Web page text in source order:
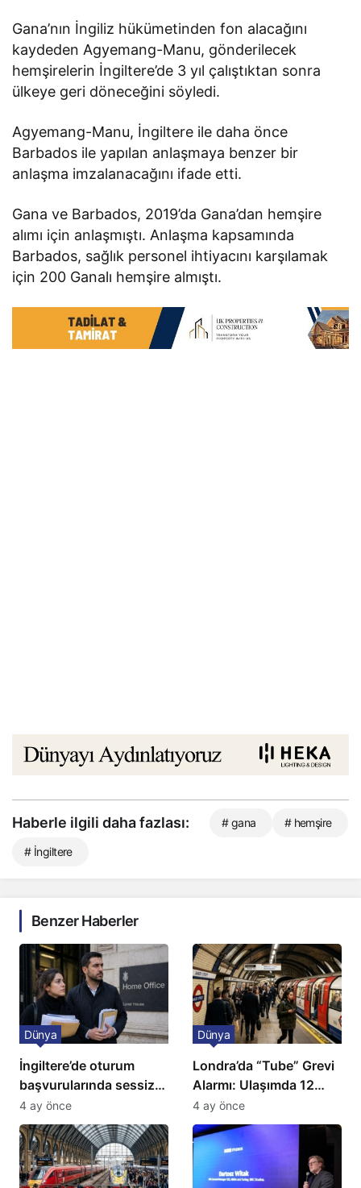
Gana’nın İngiliz hükümetinden fon alacağını
kaydeden Agyemang-Manu, gönderilecek
hemşirelerin İngiltere’de 3 yıl çalıştıktan sonra
ülkeye geri döneceğini söyledi.
Agyemang-Manu, İngiltere ile daha önce
Barbados ile yapılan anlaşmaya benzer bir
anlaşma imzalanacağını ifade etti.
Gana ve Barbados, 2019’da Gana’dan hemşire
alımı için anlaşmıştı. Anlaşma kapsamında
Barbados, sağlık personel ihtiyacını karşılamak
için 200 Ganalı hemşire almıştı.
Haberle ilgili daha fazlası: # gana # hemşire
# İngiltere
Benzer Haberler
İngiltere’de oturum
başvurularında sessiz
kriz: Büyükelçilikten
açıklama!
Dünya
4 ay önce
Londra’da “Tube” Grevi
Alarmı: Ulaşımda 12
Günlük Kaos Kapıda
Dünya
4 ay önce